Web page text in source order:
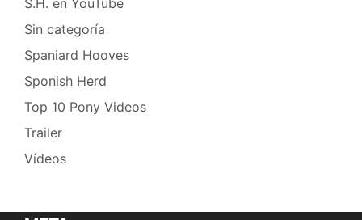
Sin categoría
Spaniard Hooves
Sponish Herd
Top 10 Pony Videos
Trailer
Vídeos